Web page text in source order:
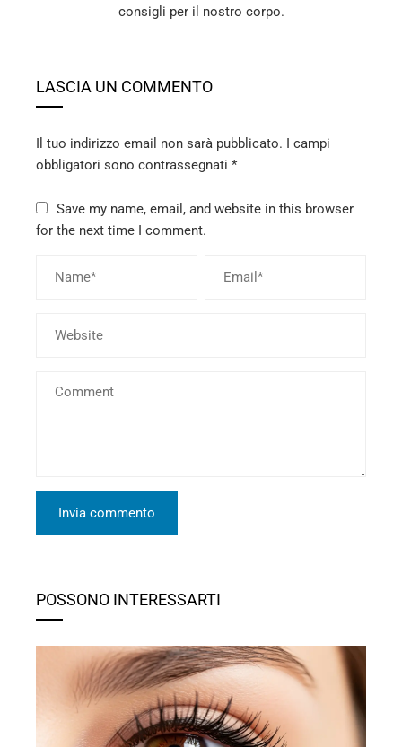
consigli per il nostro corpo.
LASCIA UN COMMENTO
Il tuo indirizzo email non sarà pubblicato. I campi
obbligatori sono contrassegnati *
Save my name, email, and website in this browser
for the next time I comment.
POSSONO INTERESSARTI